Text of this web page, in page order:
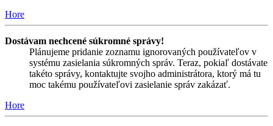
Hore
Dostávam nechcené súkromné správy!
Plánujeme pridanie zoznamu ignorovaných používateľov v
systému zasielania súkromných správ. Teraz, pokiaľ dostávate
takéto správy, kontaktujte svojho administrátora, ktorý má tu
moc takému používateľovi zasielanie správ zakázať.
Hore